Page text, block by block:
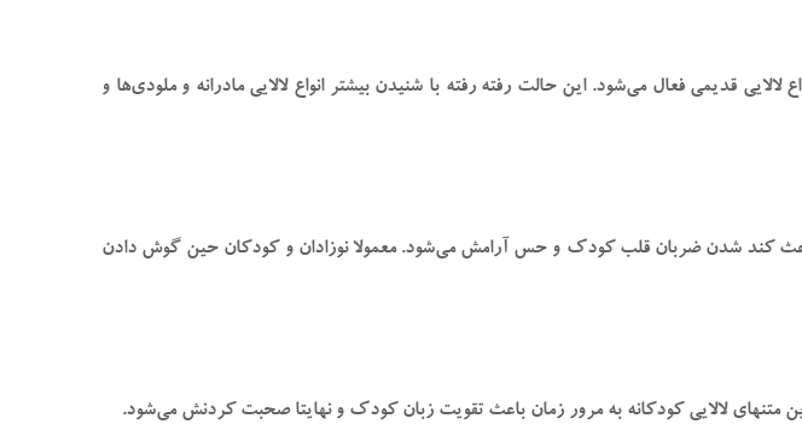
قدیمی فعال می‌شود. ‌این حالت رفته رفته با شنیدن بیشتر انواع لالایی مادرانه و ملودی‌ها و
باعث کند شدن ضربان قلب کودک و حس آرامش می‌شود. معمولا نوزادان و کودکان حین گوش دادن
متنهای لالایی کودکانه به مرور زمان باعث تقویت زبان کودک و نهایتا صحبت کردنش می‌شود.